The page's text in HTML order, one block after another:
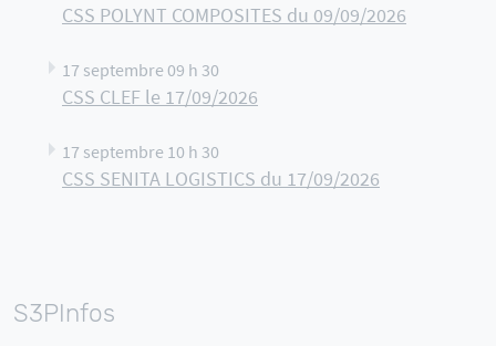
CSS POLYNT COMPOSITES du 09/09/2026
17 septembre 09 h 30
CSS CLEF le 17/09/2026
17 septembre 10 h 30
CSS SENITA LOGISTICS du 17/09/2026
S3PInfos